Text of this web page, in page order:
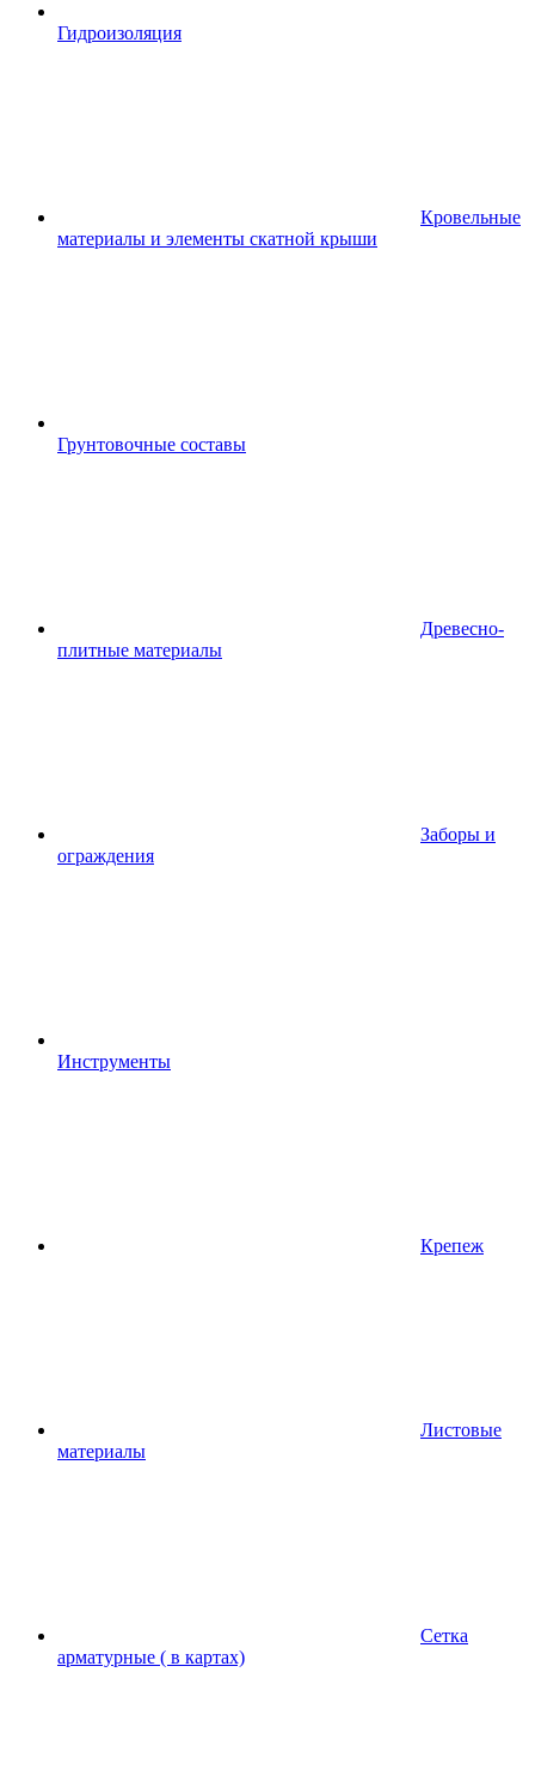
Гидроизоляция
Кровельные
материалы и элементы скатной крыши
Грунтовочные составы
Древесно-
плитные материалы
Заборы и
ограждения
Инструменты
Крепеж
Листовые
материалы
Сетка
арматурные ( в картах)